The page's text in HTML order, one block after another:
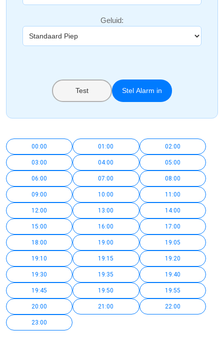
Geluid:
Test Stel Alarm in
00:00 01:00 02:00
03:00 04:00 05:00
06:00 07:00 08:00
09:00 10:00 11:00
12:00 13:00 14:00
15:00 16:00 17:00
18:00 19:00 19:05
19:10 19:15 19:20
19:30 19:35 19:40
19:45 19:50 19:55
20:00 21:00 22:00
23:00